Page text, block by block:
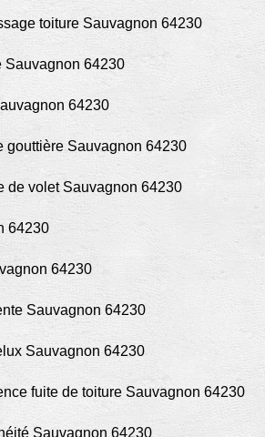
toiture Sauvagnon 64230
Sauvagnon 64230
64230
gouttière Sauvagnon 64230
de volet Sauvagnon 64230
64230
64230
Sauvagnon 64230
Sauvagnon 64230
fuite de toiture Sauvagnon 64230
Sauvagnon 64230